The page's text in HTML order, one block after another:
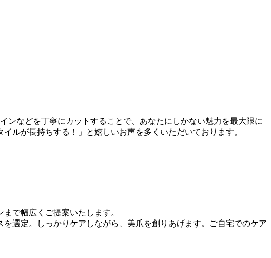
ンなどを丁寧にカットすることで、あなたにしかない魅力を最大限に
ルが長持ちする！」と嬉しいお声を多くいただいております。
で幅広くご提案いたします。
選定。しっかりケアしながら、美爪を創りあげます。ご自宅でのケア